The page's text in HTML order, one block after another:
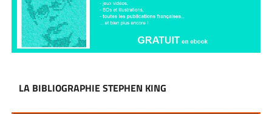
LA BIBLIOGRAPHIE STEPHEN KING